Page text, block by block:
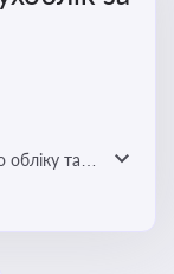
обліку та
до